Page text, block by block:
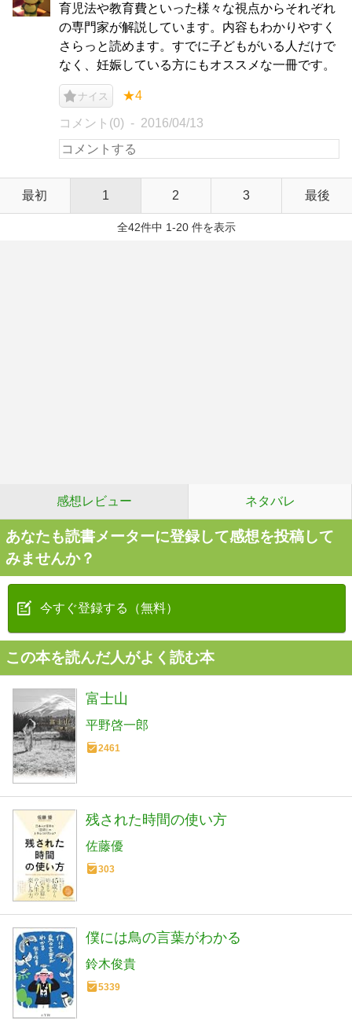
育児法や教育費といった様々な視点からそれぞれ
の専門家が解説しています。内容もわかりやすく
さらっと読めます。すでに子どもがいる人だけで
なく、妊娠している方にもオススメな一冊です。
ナイス ★4
コメント(0) 2016/04/13
最初 1 2 3 最後
全42件中 1-20 件を表示
感想レビュー ネタバレ
あなたも読書メーターに登録して感想を投稿して
みませんか？
今すぐ登録する（無料）
この本を読んだ人がよく読む本
富士山
平野啓一郎
2461
残された時間の使い方
佐藤優
303
僕には鳥の言葉がわかる
鈴木俊貴
5339